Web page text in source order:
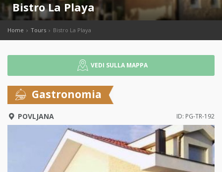
Bistro La Playa
Home Tours Bistro La Playa
VEDI SULLA MAPPA
Gastronomia
POVLJANA ID: PG-TR-192